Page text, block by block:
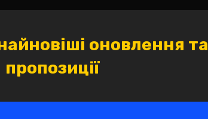
оновлення та
пропозиції